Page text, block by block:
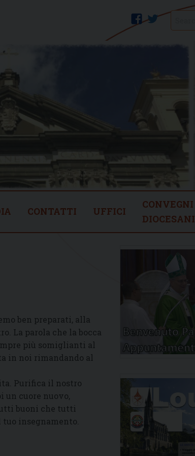
twitter
facebook
CONTATTI UFFICI
CONVEGNI
DIOCESANI
ben preparati, alla
La parola che la bocca
più somiglianti al
in noi rimandando al
Purifica il nostro
un cuore nuovo,
buoni che tutti
insegnamento.